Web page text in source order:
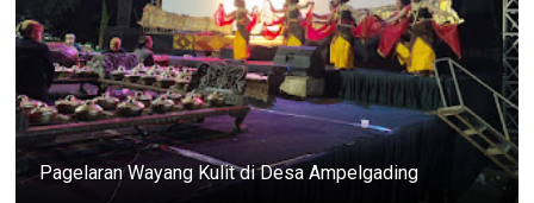
Pagelaran Wayang Kulit di Desa Ampelgading